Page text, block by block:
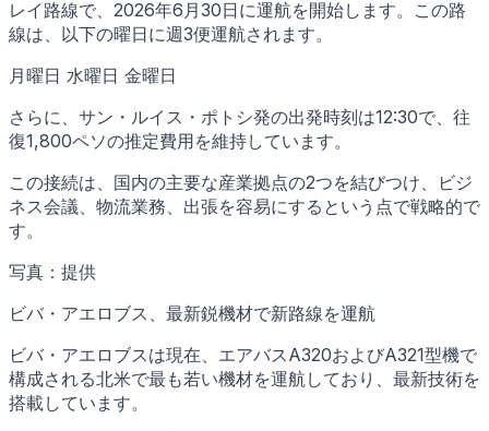
レイ路線で、2026年6月30日に運航を開始します。この路
線は、以下の曜日に週3便運航されます。
月曜日 水曜日 金曜日
さらに、サン・ルイス・ポトシ発の出発時刻は12:30で、往
復1,800ペソの推定費用を維持しています。
この接続は、国内の主要な産業拠点の2つを結びつけ、ビジ
ネス会議、物流業務、出張を容易にするという点で戦略的で
す。
写真：提供
ビバ・アエロブス、最新鋭機材で新路線を運航
ビバ・アエロブスは現在、エアバスA320およびA321型機で
構成される北米で最も若い機材を運航しており、最新技術を
搭載しています。